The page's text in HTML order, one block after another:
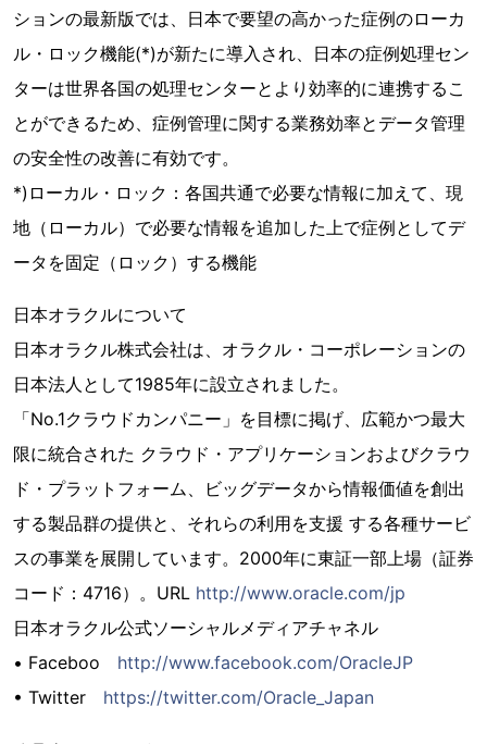
ションの最新版では、日本で要望の高かった症例のローカ
ル・ロック機能(*)が新たに導入され、日本の症例処理セン
ターは世界各国の処理センターとより効率的に連携するこ
とができるため、症例管理に関する業務効率とデータ管理
の安全性の改善に有効です。
*)ローカル・ロック：各国共通で必要な情報に加えて、現
地（ローカル）で必要な情報を追加した上で症例としてデ
ータを固定（ロック）する機能
日本オラクルについて
日本オラクル株式会社は、オラクル・コーポレーションの
日本法人として1985年に設立されました。
「No.1クラウドカンパニー」を目標に掲げ、広範かつ最大
限に統合された クラウド・アプリケーションおよびクラウ
ド・プラットフォーム、ビッグデータから情報価値を創出
する製品群の提供と、それらの利用を支援 する各種サービ
スの事業を展開しています。2000年に東証一部上場（証券
コード：4716）。URL http://www.oracle.com/jp
日本オラクル公式ソーシャルメディアチャネル
• Faceboo http://www.facebook.com/OracleJP
• Twitter https://twitter.com/Oracle_Japan